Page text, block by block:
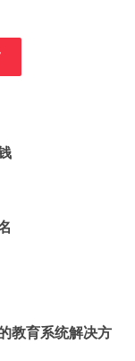
教育系统解决方